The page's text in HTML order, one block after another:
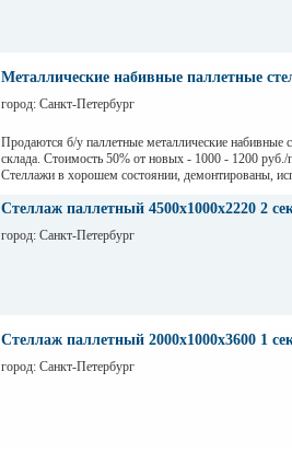
Металлические набивные паллетные
город: Санкт-Петербург
Продаются б/у паллетные металлические набивные
склада. Стоимость 50% от новых - 1000 - 1200 руб./
Стеллажи в хорошем состоянии, демонтированы,
СПб. Высота 7,5 м (4 паллеты), глубина 12,6 м (12
Стеллаж паллетный 4500х1000х2220 2
город: Санкт-Петербург
Стеллаж паллетный 2000х1000х3600 1
город: Санкт-Петербург